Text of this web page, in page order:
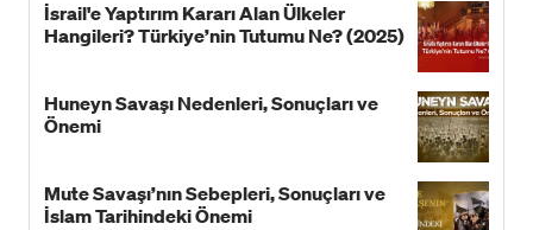
İsrail'e Yaptırım Kararı Alan Ülkeler
Hangileri? Türkiye’nin Tutumu Ne? (2025)
Huneyn Savaşı Nedenleri, Sonuçları ve
Önemi
Mute Savaşı’nın Sebepleri, Sonuçları ve
İslam Tarihindeki Önemi